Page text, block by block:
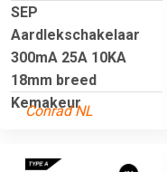
SEP
Aardlekschakelaar
300mA 25A 10KA
18mm breed
Kemakeur
Conrad NL